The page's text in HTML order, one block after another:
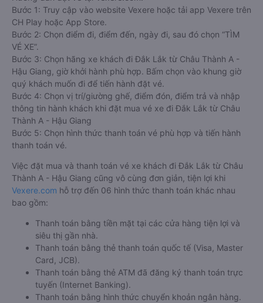
Bước 1: Truy cập vào website Vexere hoặc tải app Vexere trên
CH Play hoặc App Store.
Bước 2: Chọn điểm đi, điểm đến, ngày đi, sau đó chọn “TÌM
VÉ XE”.
Bước 3: Chọn hãng xe khách đi Đắk Lắk từ Châu Thành A -
Hậu Giang, giờ khởi hành phù hợp. Bấm chọn vào khung giờ
quý khách muốn đi để tiến hành đặt vé.
Bước 4: Chọn vị trí/giường ghế, điểm đón, điểm trả và nhập
thông tin hành khách khi đặt mua vé xe đi Đắk Lắk từ Châu
Thành A - Hậu Giang
Bước 5: Chọn hình thức thanh toán vé phù hợp và tiến hành
thanh toán vé.
Việc đặt mua và thanh toán vé xe khách đi Đắk Lắk từ Châu
Thành A - Hậu Giang cũng vô cùng đơn giản, tiện lợi khi
Vexere.com hỗ trợ đến 06 hình thức thanh toán khác nhau
bao gồm:
Thanh toán bằng tiền mặt tại các cửa hàng tiện lợi và
siêu thị gần nhà.
Thanh toán bằng thẻ thanh toán quốc tế (Visa, Master
Card, JCB).
Thanh toán bằng thẻ ATM đã đăng ký thanh toán trực
tuyến (Internet Banking).
Thanh toán bằng hình thức chuyển khoản ngân hàng.